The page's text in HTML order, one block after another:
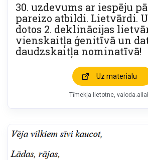
30. uzdevums ar iespēju
pareizo atbildi. Lietvārdi.
dotos 2. deklinācijas
vienskaitļa ģenitīvā un
daudzskaitļa nominatīvā!
Uz materiālu
Tīmekļa lietotne